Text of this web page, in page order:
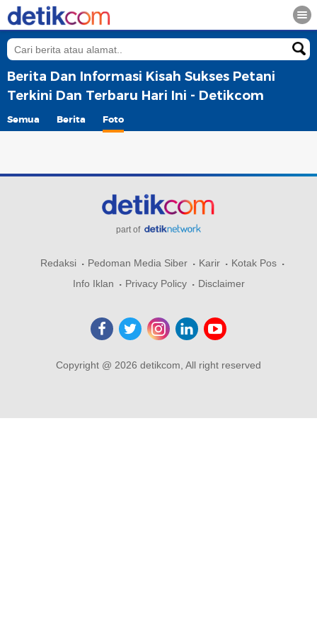
Berita Dan Informasi Kisah Sukses Petani
Terkini Dan Terbaru Hari Ini - Detikcom
Semua Berita Foto
part of
Redaksi Pedoman Media Siber Karir
Kotak Pos
Info Iklan
Privacy Policy Disclaimer
Copyright @ 2026 detikcom, All right reserved